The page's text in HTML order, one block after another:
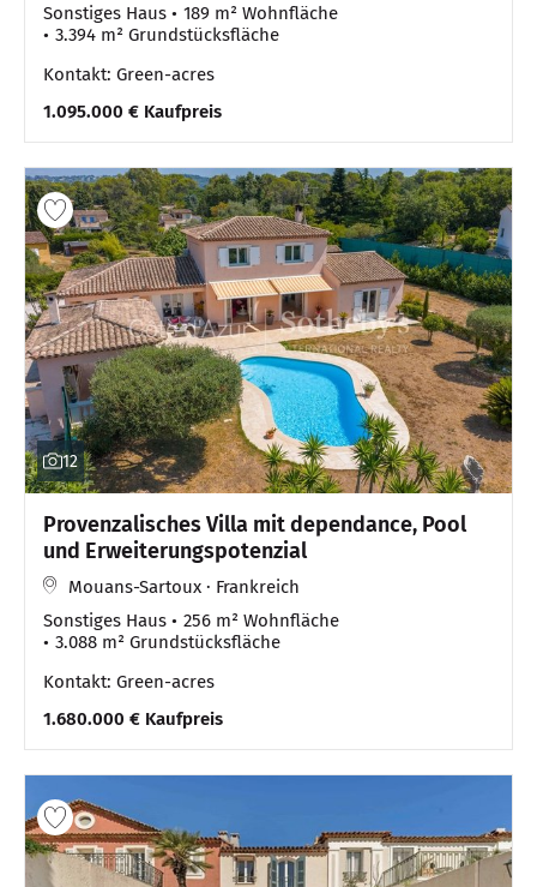
Sonstiges Haus
189 m² Wohnfläche
3.394 m² Grundstücksfläche
Kontakt: Green-acres
1.095.000 € Kaufpreis
12
Provenzalisches Villa mit dependance, Pool
und Erweiterungspotenzial
Mouans-Sartoux · Frankreich
Sonstiges Haus
256 m² Wohnfläche
3.088 m² Grundstücksfläche
Kontakt: Green-acres
1.680.000 € Kaufpreis